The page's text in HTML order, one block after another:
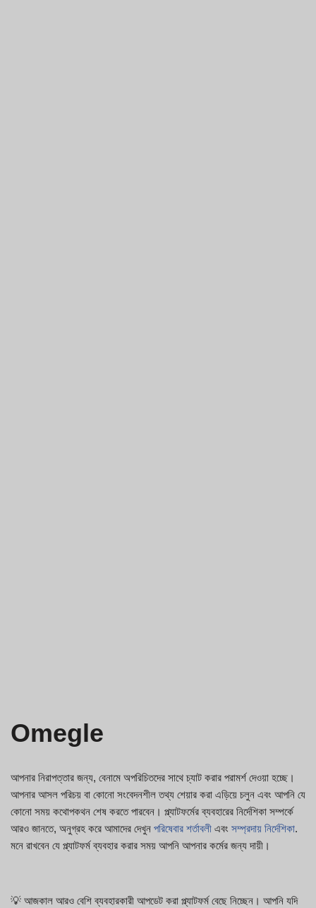
Omegle
আপনার নিরাপত্তার জন্য, বেনামে অপরিচিতদের সাথে চ্যাট করার পরামর্শ দেওয়া হচ্ছে।
আপনার আসল পরিচয় বা কোনো সংবেদনশীল তথ্য শেয়ার করা এড়িয়ে চলুন এবং আপনি যে
কোনো সময় কথোপকথন শেষ করতে পারবেন। প্ল্যাটফর্মের ব্যবহারের নির্দেশিকা সম্পর্কে
আরও জানতে, অনুগ্রহ করে আমাদের দেখুন পরিষেবার শর্তাবলী এবং সম্প্রদায় নির্দেশিকা.
মনে রাখবেন যে প্ল্যাটফর্ম ব্যবহার করার সময় আপনি আপনার কর্মের জন্য দায়ী।
💡 আজকাল আরও বেশি ব্যবহারকারী আপডেট করা প্ল্যাটফর্ম বেছে নিচ্ছেন। আপনি যদি